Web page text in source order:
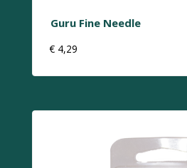
Guru Fine Needle
€ 4,29